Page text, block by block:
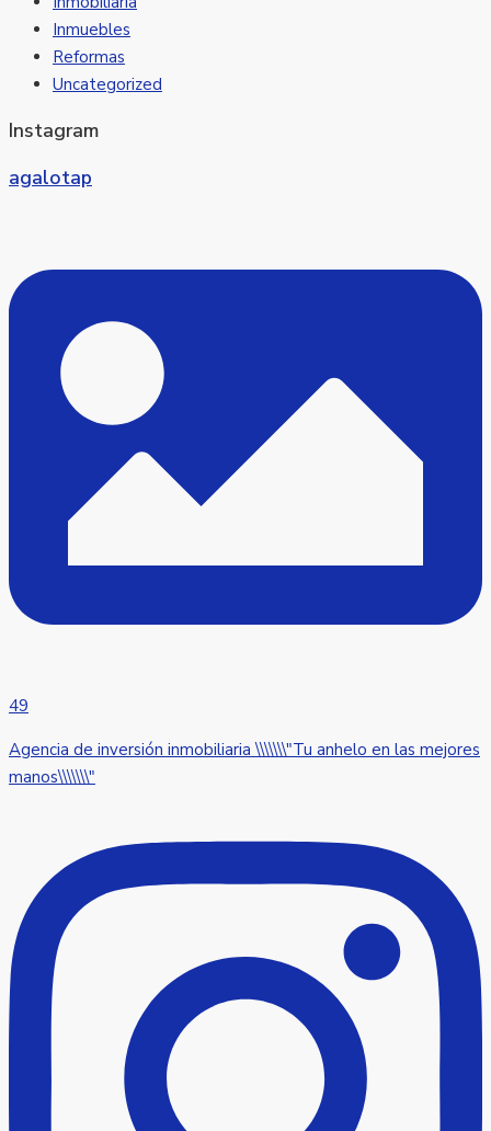
Inmuebles
Reformas
Uncategorized
Instagram
agalotap
49
Agencia de inversión inmobiliaria \\\\\\\"Tu anhelo en las mejores
manos\\\\\\\"